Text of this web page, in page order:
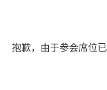
抱歉，由于参会席位